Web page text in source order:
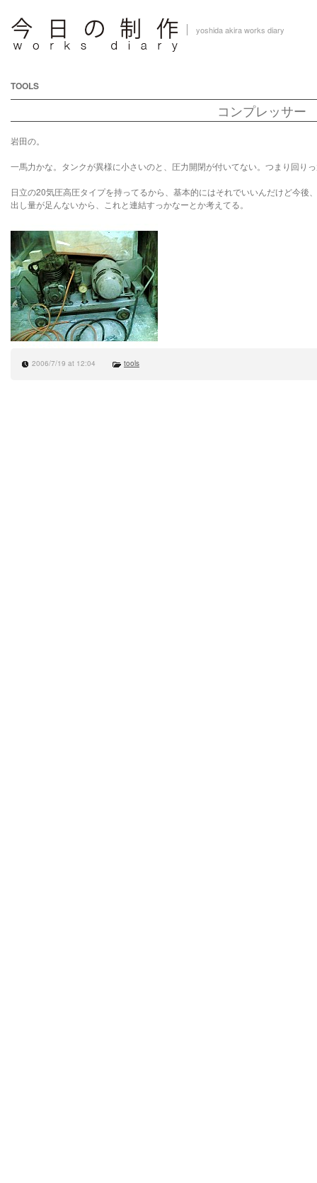
yoshida akira works diary
TOOLS
コンプレッサー
岩田の。
一馬力かな。タンクが異様に小さいのと、圧力開閉が付いてない。つまり回り
日立の20気圧高圧タイプを持ってるから、基本的にはそれでいいんだけど今後
出し量が足んないから、これと連結すっかなーとか考えてる。
2006/7/19 at 12:04 tools